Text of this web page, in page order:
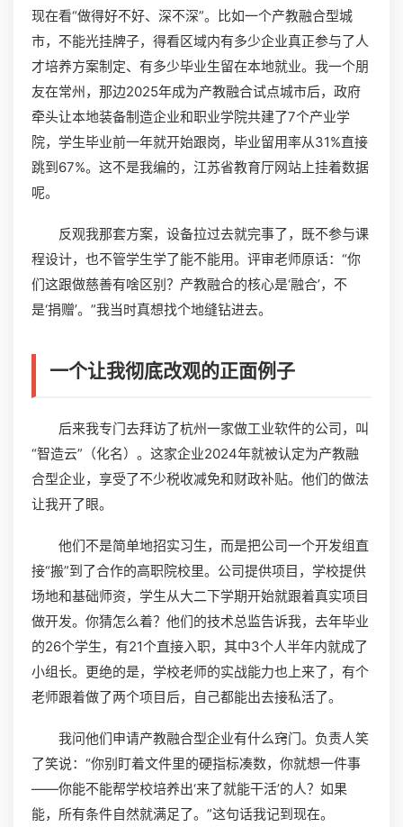
现在看“做得好不好、深不深”。比如一个产教融合型城
市，不能光挂牌子，得看区域内有多少企业真正参与了人
才培养方案制定、有多少毕业生留在本地就业。我一个朋
友在常州，那边2025年成为产教融合试点城市后，政府
牵头让本地装备制造企业和职业学院共建了7个产业学
院，学生毕业前一年就开始跟岗，毕业留用率从31%直接
跳到67%。这不是我编的，江苏省教育厅网站上挂着数据
呢。
反观我那套方案，设备拉过去就完事了，既不参与课
程设计，也不管学生学了能不能用。评审老师原话：“你
们这跟做慈善有啥区别？产教融合的核心是‘融合’，不
是‘捐赠’。”我当时真想找个地缝钻进去。
一个让我彻底改观的正面例子
后来我专门去拜访了杭州一家做工业软件的公司，叫
“智造云”（化名）。这家企业2024年就被认定为产教融
合型企业，享受了不少税收减免和财政补贴。他们的做法
让我开了眼。
他们不是简单地招实习生，而是把公司一个开发组直
接“搬”到了合作的高职院校里。公司提供项目，学校提供
场地和基础师资，学生从大二下学期开始就跟着真实项目
做开发。你猜怎么着？他们的技术总监告诉我，去年毕业
的26个学生，有21个直接入职，其中3个人半年内就成了
小组长。更绝的是，学校老师的实战能力也上来了，有个
老师跟着做了两个项目后，自己都能出去接私活了。
我问他们申请产教融合型企业有什么窍门。负责人笑
了笑说：“你别盯着文件里的硬指标凑数，你就想一件事
——你能不能帮学校培养出‘来了就能干活’的人？如果
能，所有条件自然就满足了。”这句话我记到现在。